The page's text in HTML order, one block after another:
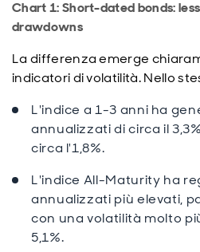
Chart 1: Short-dated bonds:
drawdowns
La differenza emerge
indicatori di volatilità.Nello
L'indice a 1-3 anni ha
annualizzati di circa il
circa l'1,8%.
L'indice All-Maturity ha
annualizzati più elevati,
con una volatilità molto
5,1%.